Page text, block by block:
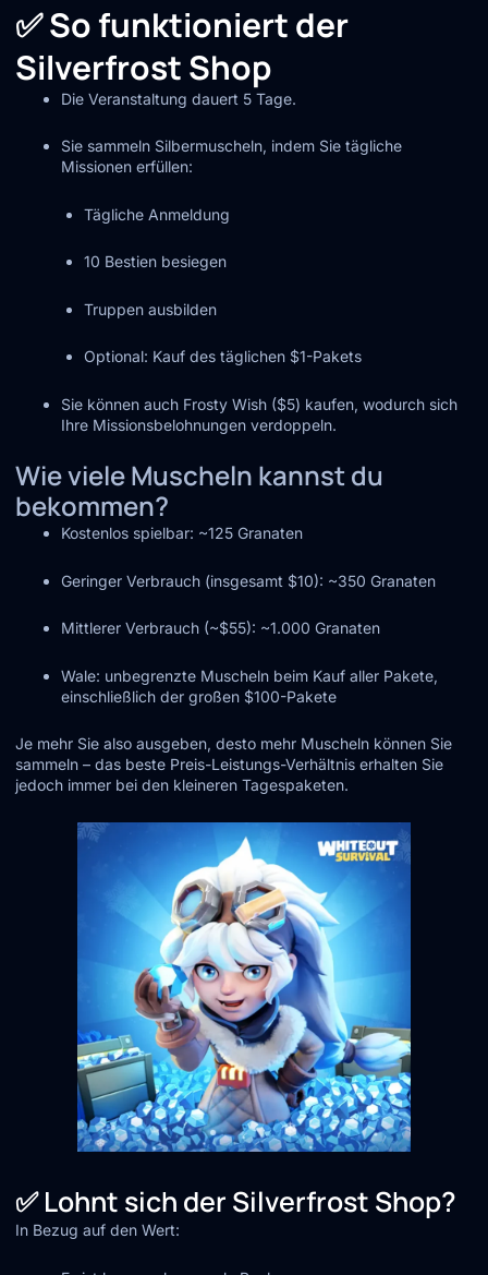
✅ So funktioniert der
Silverfrost Shop
Die Veranstaltung dauert 5 Tage.
Sie sammeln Silbermuscheln, indem Sie tägliche
Missionen erfüllen:
Tägliche Anmeldung
10 Bestien besiegen
Truppen ausbilden
Optional: Kauf des täglichen $1-Pakets
Sie können auch Frosty Wish ($5) kaufen, wodurch sich
Ihre Missionsbelohnungen verdoppeln.
Wie viele Muscheln kannst du
bekommen?
Kostenlos spielbar: ~125 Granaten
Geringer Verbrauch (insgesamt $10): ~350 Granaten
Mittlerer Verbrauch (~$55): ~1.000 Granaten
Wale: unbegrenzte Muscheln beim Kauf aller Pakete,
einschließlich der großen $100-Pakete
Je mehr Sie also ausgeben, desto mehr Muscheln können Sie
sammeln – das beste Preis-Leistungs-Verhältnis erhalten Sie
jedoch immer bei den kleineren Tagespaketen.
✅ Lohnt sich der Silverfrost Shop?
In Bezug auf den Wert: